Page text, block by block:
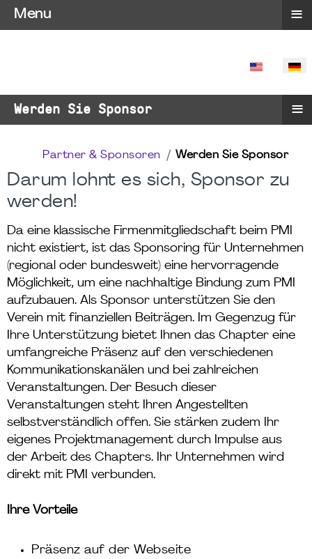
SPRACHE
Werden Sie Sponsor ≡
Partner & Sponsoren Werden Sie Sponsor
Darum lohnt es sich, Sponsor zu
werden!
Da eine klassische Firmenmitgliedschaft beim PMI
nicht existiert, ist das Sponsoring für Unternehmen
(regional oder bundesweit) eine hervorragende
Möglichkeit, um eine nachhaltige Bindung zum PMI
aufzubauen. Als Sponsor unterstützen Sie den
Verein mit finanziellen Beiträgen. Im Gegenzug für
Ihre Unterstützung bietet Ihnen das Chapter eine
umfangreiche Präsenz auf den verschiedenen
Kommunikationskanälen und bei zahlreichen
Veranstaltungen. Der Besuch dieser
Veranstaltungen steht Ihren Angestellten
selbstverständlich offen. Sie stärken zudem Ihr
eigenes Projektmanagement durch Impulse aus
der Arbeit des Chapters. Ihr Unternehmen wird
direkt mit PMI verbunden.
Ihre Vorteile
Präsenz auf der Webseite
Menu ≡